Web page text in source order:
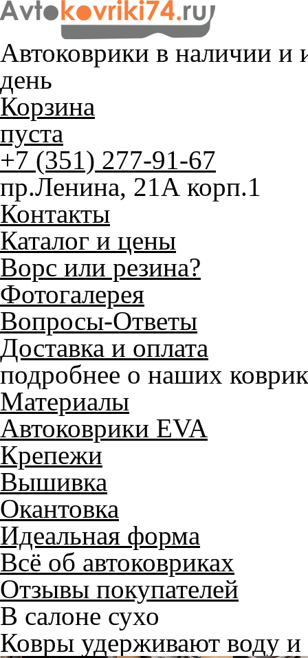
Автоковрики в наличии и
день
Корзина
пуста
+7 (351) 277-91-67
пр.Ленина, 21А корп.1
Контакты
Каталог и цены
Ворс или резина?
Фотогалерея
Вопросы-Ответы
Доставка и оплата
подробнее о наших
Материалы
Автоковрики EVA
Крепежи
Вышивка
Окантовка
Идеальная форма
Всё об автоковриках
Отзывы покупателей
В салоне сухо
Ковры удерживают воду и